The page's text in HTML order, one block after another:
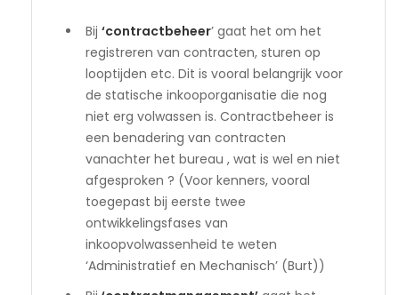
Bij ‘contractbeheer’ gaat het om het
registreren van contracten, sturen op
looptijden etc. Dit is vooral belangrijk voor
de statische inkooporganisatie die nog
niet erg volwassen is. Contractbeheer is
een benadering van contracten
vanachter het bureau , wat is wel en niet
afgesproken ? (Voor kenners, vooral
toegepast bij eerste twee
ontwikkelingsfases van
inkoopvolwassenheid te weten
‘Administratief en Mechanisch’ (Burt))